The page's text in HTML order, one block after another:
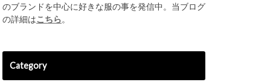
のブランドを中心に好きな服の事を発信中。当ブログ
の詳細はこちら。
Category